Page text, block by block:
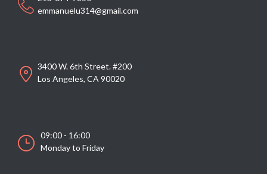
emmanuelu314@gmail.com
3400 W. 6th Street. #200
Los Angeles, CA 90020
09:00 - 16:00
Monday to Friday